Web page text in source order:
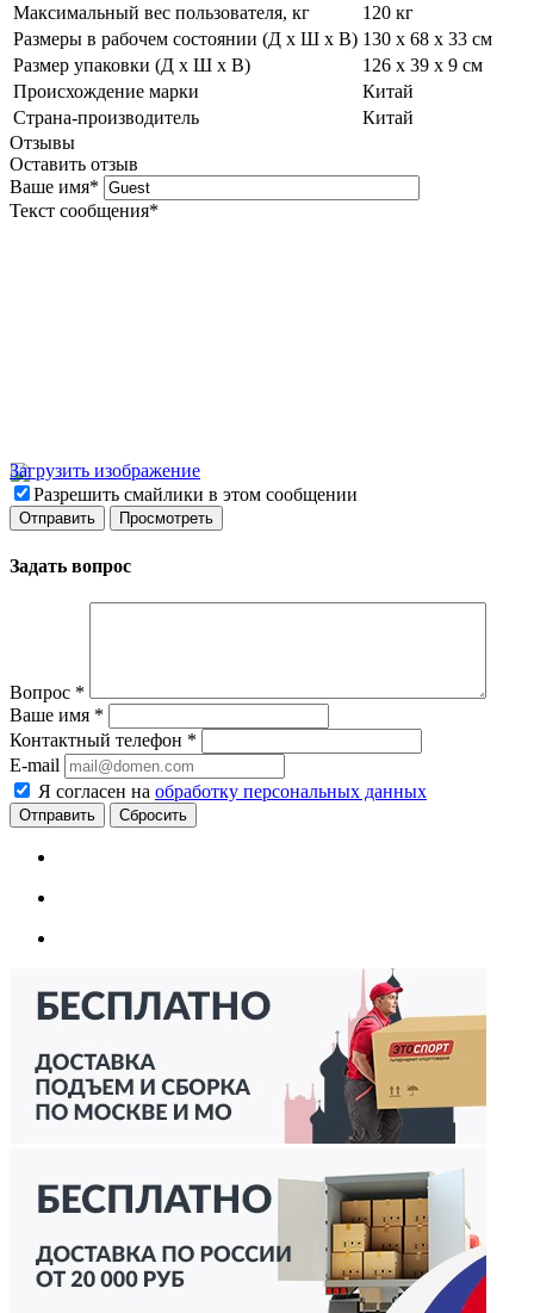
Максимальный вес пользователя, кг
120 кг
Размеры в рабочем состоянии (Д х Ш х В) 130 х 68 х 33 см
Размер упаковки (Д х Ш х В)
126 х 39 х 9 см
Происхождение марки
Китай
Страна-производитель
Китай
Отзывы
Оставить отзыв
Ваше имя*
Текст сообщения*
Загрузить изображение
Разрешить смайлики в этом сообщении
Задать вопрос
Вопрос *
Ваше имя *
Контактный телефон *
E-mail
Я согласен на обработку персональных данных
Сбросить